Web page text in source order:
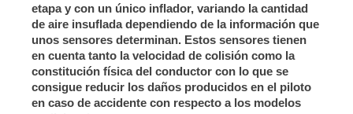
etapa y con un único inflador, variando la cantidad
de aire insuflada dependiendo de la información que
unos sensores determinan. Estos sensores tienen
en cuenta tanto la velocidad de colisión como la
constitución física del conductor con lo que se
consigue reducir los daños producidos en el piloto
en caso de accidente con respecto a los modelos